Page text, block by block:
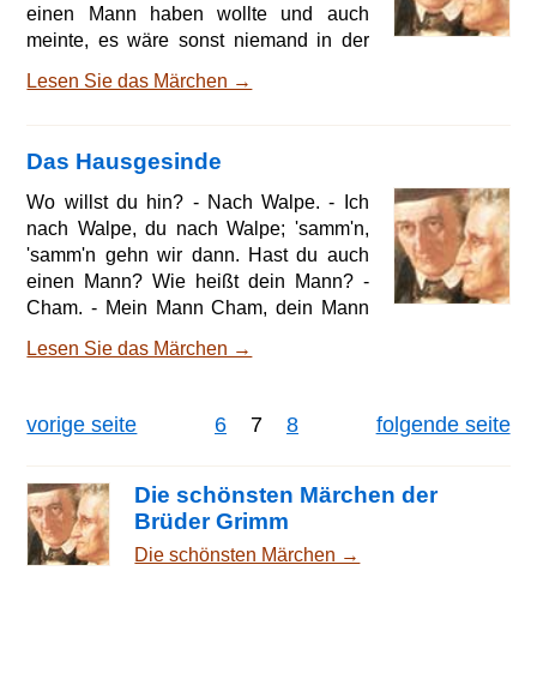
Boden war, in dies
einen Mann haben wollte und auch
meinte, es wäre sonst niemand in der
Anne, Verhilf mir doch zu einem Manne,
kennst ihn ja wohl! Der Küster stand
aber hinter dem Altar und hörte das, da
rief er mit seiner krächzenden Stimme:
Du kriegst ihn nicht! Du kriegst ihn nicht!
Das Mädchen abe
Lesen Sie das Märchen →
Das Hausgesinde
Wo willst du hin? - Nach Walpe. - Ich
nach Walpe, du nach Walpe; 'samm'n,
'samm'n gehn wir dann. Hast du auch
einen Mann? Wie heißt dein Mann? -
Cham. - Mein Mann Cham, dein Mann
'samm'n, 'samm'n gehn wir dann. Hast
- Grind. - Mein Kind Grind, dein Kind
Grind; mein Mann Cham, dein Mann
'samm'n, 'samm'n gehn wir dann. Hast
du auch eine Wiege? Wie heißt deine
Wiege? - Hippodeige. -Meine
Lesen Sie das Märchen →
vorige seite folgende seite
6 7 8
Die schönsten Märchen der
Brüder Grimm
Die schönsten Märchen →